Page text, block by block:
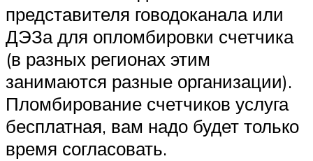
представителя говодоканала или
ДЭЗа для опломбировки счетчика
(в разных регионах этим
занимаются разные организации).
Пломбирование счетчиков услуга
бесплатная, вам надо будет только
время согласовать.